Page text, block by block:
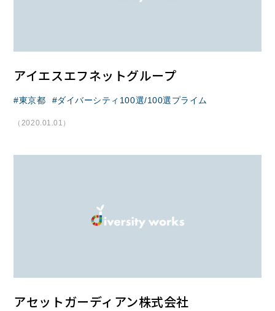
アイエスエフネットグループ
東京都 ダイバーシティ100選/100選プライム
（2020.01.01）
アセットガーディアン株式会社